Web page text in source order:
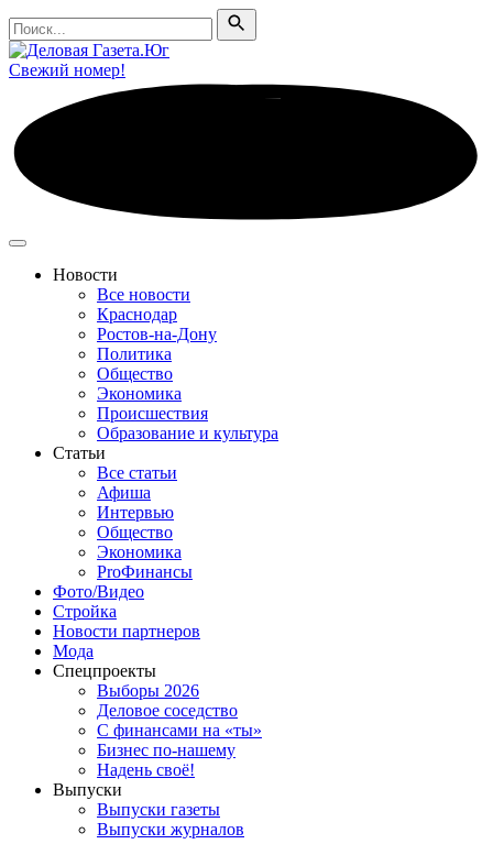
Поиск
Поиск
Свежий номер!
Новости
Все новости
Краснодар
Ростов-на-Дону
Политика
Общество
Экономика
Происшествия
Образование и культура
Статьи
Все статьи
Афиша
Интервью
Общество
Экономика
ProФинансы
Фото/Видео
Стройка
Новости партнеров
Мода
Спецпроекты
Выборы 2026
Деловое соседство
С финансами на «ты»
Бизнес по-нашему
Надень своё!
Выпуски
Выпуски газеты
Выпуски журналов